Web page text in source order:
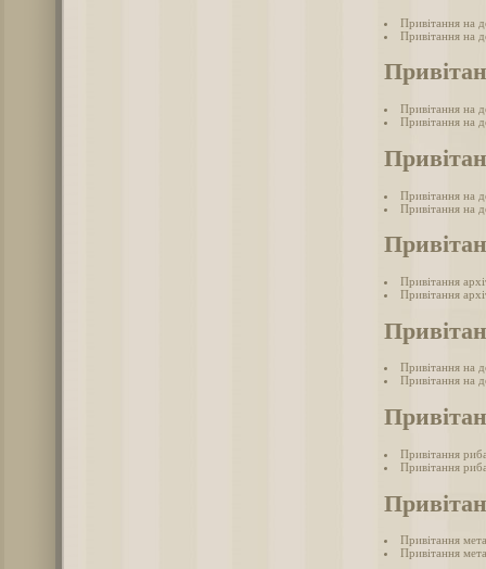
Привітання на
Привітання на
Привітання на
Привітання на
Привітання на
Привітання на
Привітання
Привітання
Привітання на
Привітання на
Привітання
Привітання
Привітання
Привітання